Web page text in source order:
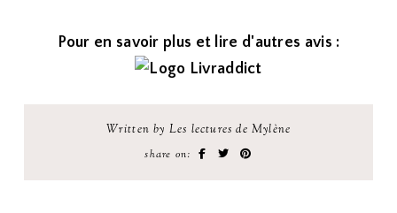
Pour en savoir plus et lire d'autres avis :
Written by Les lectures de Mylène
share on: